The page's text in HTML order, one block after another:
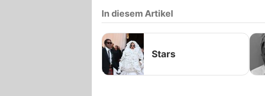
In diesem Artikel
Stars